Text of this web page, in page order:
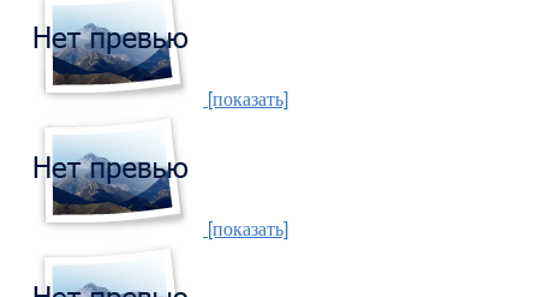
[показать]
[показать]